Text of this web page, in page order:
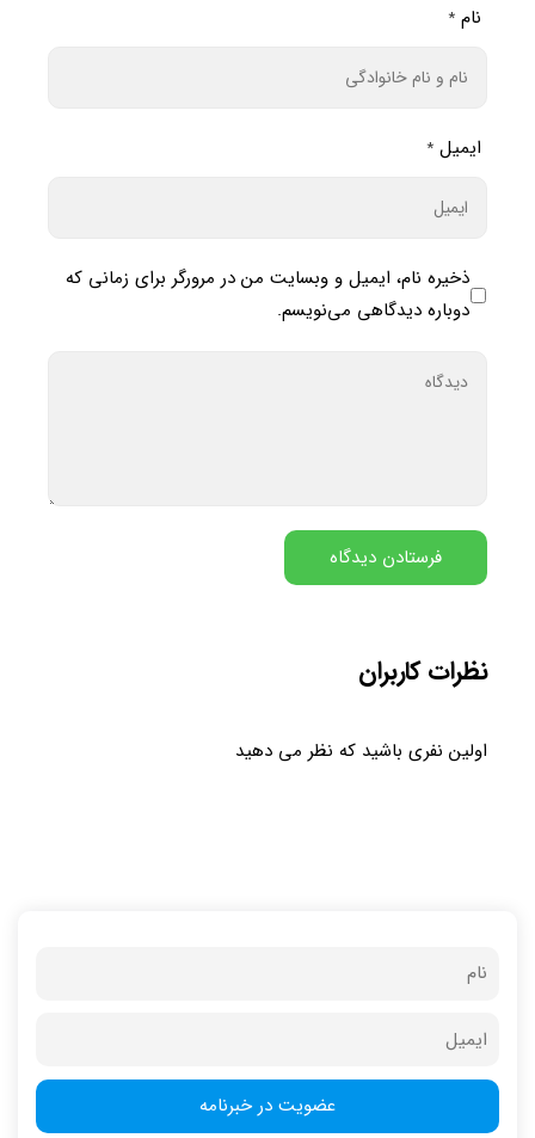
نام *
ایمیل *
ذخیره نام، ایمیل و وبسایت من در مرورگر برای زمانی که
دوباره دیدگاهی می‌نویسم.
نظرات کاربران
اولین نفری باشید که نظر می دهید